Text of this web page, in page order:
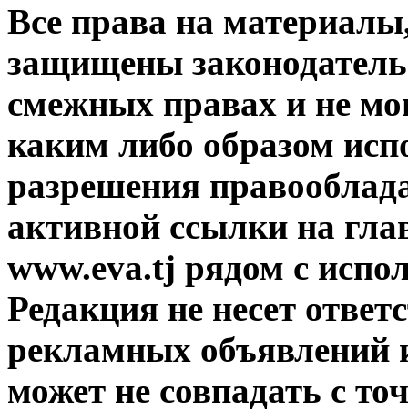
Все права на
защищены
смежных правах и не
каким либо образом
разрешения
активной ссылки на
www.eva.tj рядом с
Редакция не несет
рекламных объявлений
может не совпадать с